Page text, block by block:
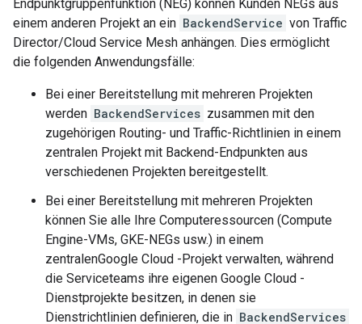
Endpunktgruppenfunktion (NEG) können Kunden NEGs aus
einem anderen Projekt an ein BackendService von Traffic
Director/Cloud Service Mesh anhängen. Dies ermöglicht
die folgenden Anwendungsfälle:
Bei einer Bereitstellung mit mehreren Projekten
werden BackendServices zusammen mit den
zugehörigen Routing- und Traffic-Richtlinien in einem
zentralen Projekt mit Backend-Endpunkten aus
verschiedenen Projekten bereitgestellt.
Bei einer Bereitstellung mit mehreren Projekten
können Sie alle Ihre Computeressourcen (Compute
Engine-VMs, GKE-NEGs usw.) in einem
zentralenGoogle Cloud -Projekt verwalten, während
die Serviceteams ihre eigenen Google Cloud -
Dienstprojekte besitzen, in denen sie
Dienstrichtlinien definieren, die in BackendServices